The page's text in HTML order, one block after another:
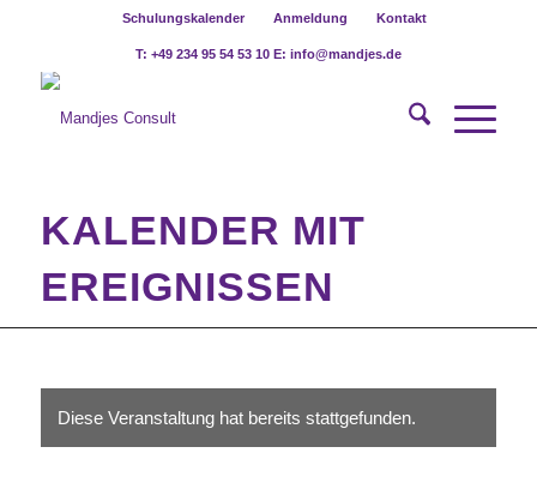
Schulungskalender Anmeldung Kontakt
T: +49 234 95 54 53 10 E: info@mandjes.de
KALENDER MIT
EREIGNISSEN
Diese Veranstaltung hat bereits stattgefunden.